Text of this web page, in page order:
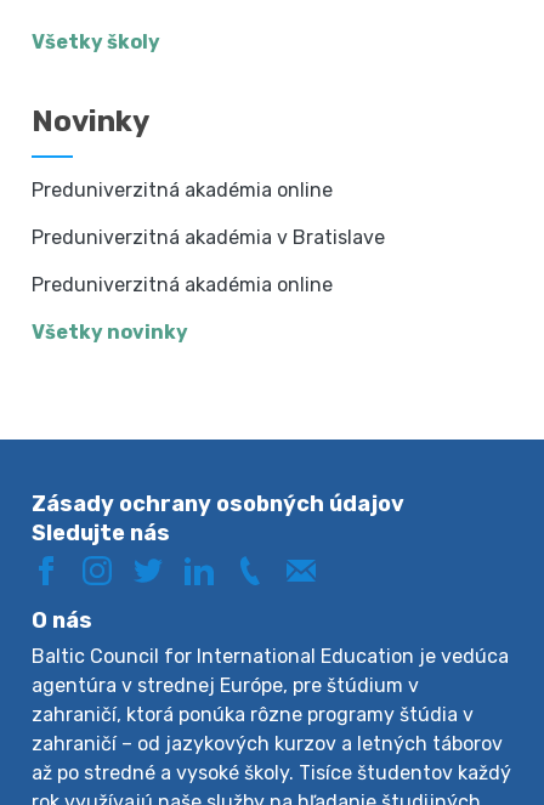
Všetky školy
Novinky
Preduniverzitná akadémia online
Preduniverzitná akadémia v Bratislave
Preduniverzitná akadémia online
Všetky novinky
Zásady ochrany osobných údajov
Sledujte nás
O nás
Baltic Council for International Education je vedúca
agentúra v strednej Európe, pre štúdium v
zahraničí, ktorá ponúka rôzne programy štúdia v
zahraničí – od jazykových kurzov a letných táborov
až po stredné a vysoké školy. Tisíce študentov každý